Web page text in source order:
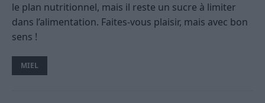
le plan nutritionnel, mais il reste un sucre à limiter
dans l’alimentation. Faites-vous plaisir, mais avec bon
sens !
MIEL